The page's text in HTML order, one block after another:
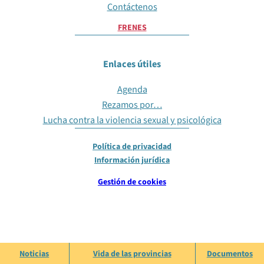
Noticias Vida de las provincias Documentos
Contáctenos
FRENES
Enlaces útiles
Agenda
Rezamos por…
Lucha contra la violencia sexual y psicológica
Política de privacidad
Información jurídica
Gestión de cookies